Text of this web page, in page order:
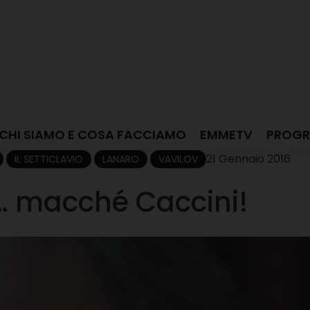
SIAMO E COSA FACCIAMO EMMETV
IL SETTICLAVIO LANARO VAVILOV 21 Gennaio 2016
macché Caccini!